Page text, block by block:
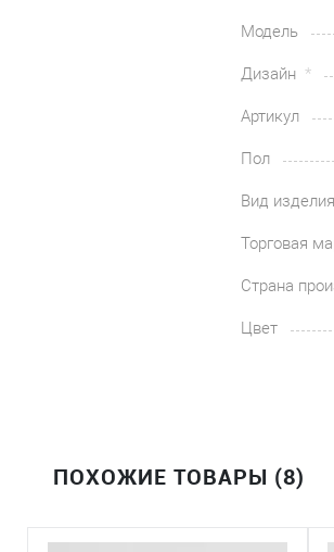
Модель
Дизайн
Артикул
Пол
Вид изделия
Торговая
Страна
Цвет
ПОХОЖИЕ ТОВАРЫ (8)